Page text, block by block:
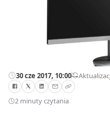
30 cze 2017, 10:00—
2 minuty czytania